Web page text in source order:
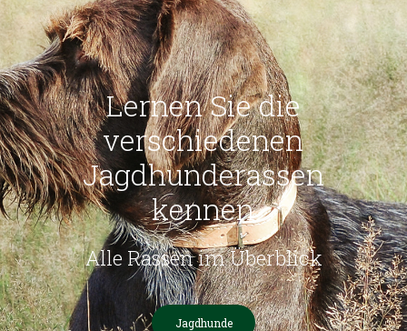
Lernen Sie die
verschiedenen
Jagdhunderassen
kennen
Alle Rassen im Überblick
Jagdhunde